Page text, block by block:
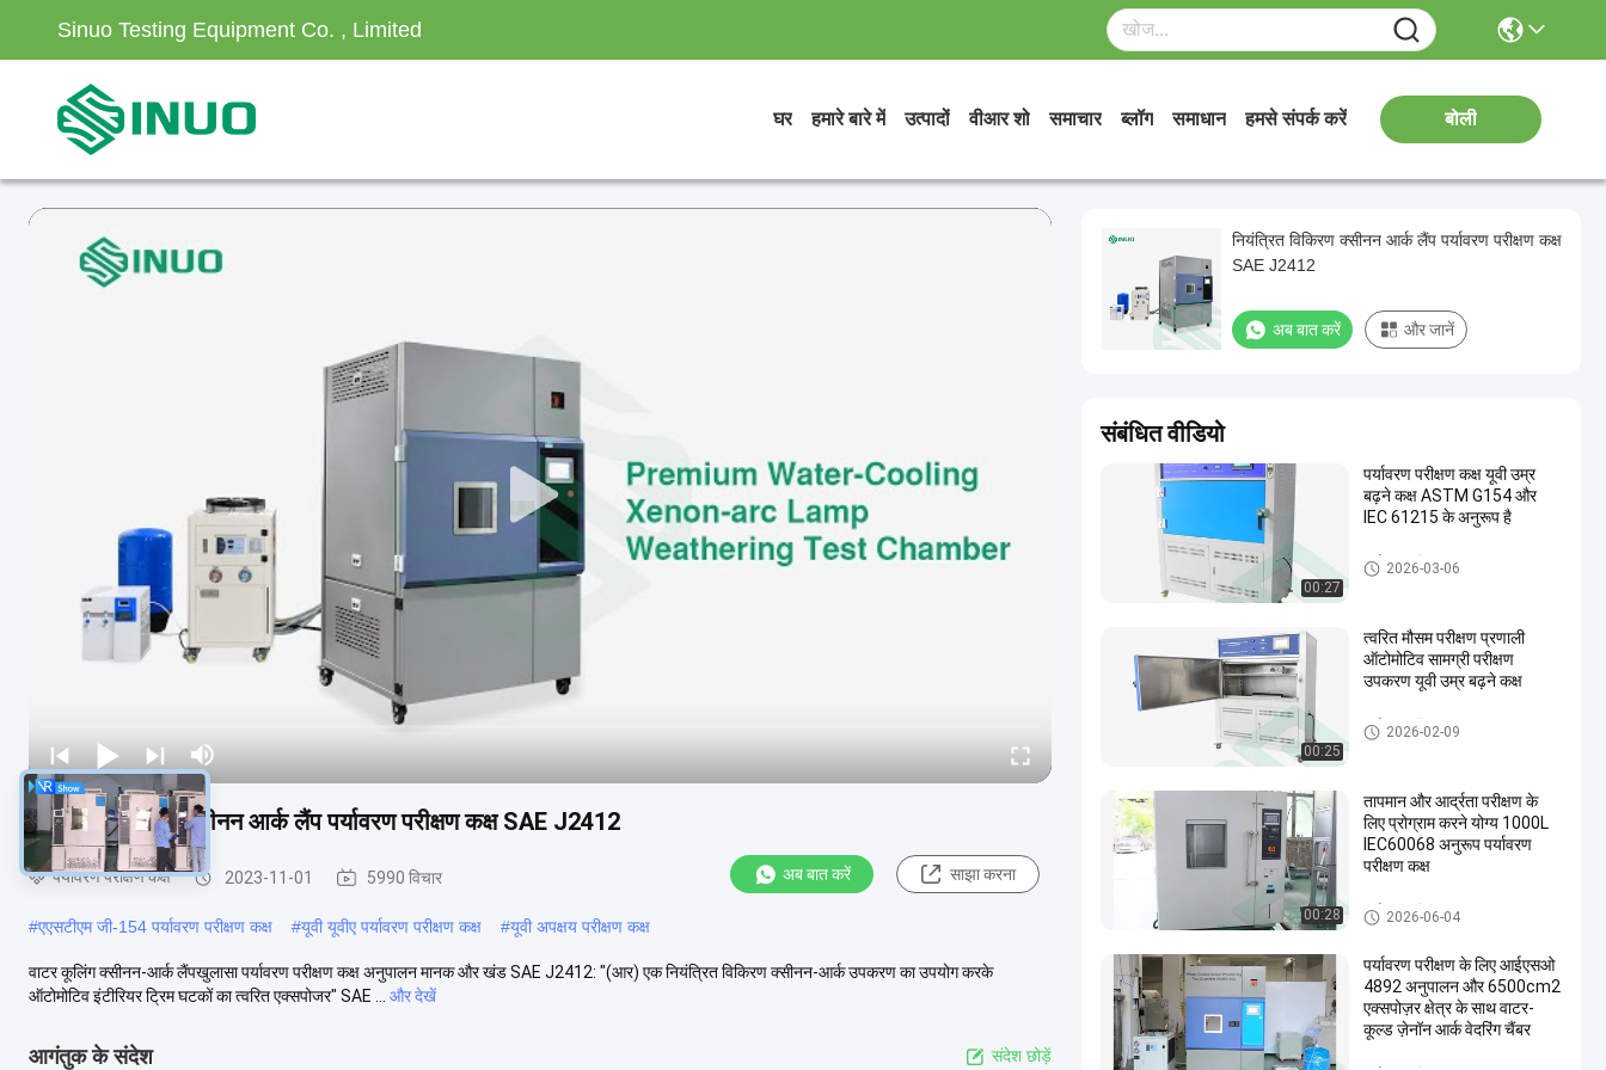
Sinuo Testing Equipment Co. , Limited
घर हमारे बारे में उत्पादों वीआर शो समाचार ब्लॉग समाधान हमसे संपर्क करें बोली
नियंत्रित विकिरण क्सीनन आर्क लैंप पर्यावरण परीक्षण कक्ष SAE J2412
पर्यावरण परीक्षण कक्ष 2023-11-01 5990 विचार अब बात करें साझा करना
#एएसटीएम जी-154 पर्यावरण परीक्षण कक्ष #यूवी यूवीए पर्यावरण परीक्षण कक्ष #यूवी अपक्षय परीक्षण कक्ष
वाटर कूलिंग क्सीनन-आर्क लैंपखुलासा पर्यावरण परीक्षण कक्ष अनुपालन मानक और खंड SAE J2412: "(आर) एक नियंत्रित विकिरण क्सीनन-आर्क उपकरण का उपयोग करके
ऑटोमोटिव इंटीरियर ट्रिम घटकों का त्वरित एक्सपोजर" SAE ...
और देखें
आगंतुक के संदेश संदेश छोड़ें
नियंत्रित विकिरण क्सीनन आर्क लैंप पर्यावरण परीक्षण कक्ष
SAE J2412
अब बात करें और जानें
संबंधित वीडियो
00:27
पर्यावरण परीक्षण कक्ष यूवी उम्र
बढ़ने कक्ष ASTM G154 और
IEC 61215 के अनुरूप है
पर्यावरण परीक्षण कक्ष
2026-03-06
00:25
त्वरित मौसम परीक्षण प्रणाली
ऑटोमोटिव सामग्री परीक्षण
उपकरण यूवी उम्र बढ़ने कक्ष
पर्यावरण परीक्षण कक्ष
2026-02-09
00:28
तापमान और आर्द्रता परीक्षण के
लिए प्रोग्राम करने योग्य 1000L
IEC60068 अनुरूप पर्यावरण
परीक्षण कक्ष
पर्यावरण परीक्षण कक्ष
2026-06-04
पर्यावरण परीक्षण के लिए आईएसओ
4892 अनुपालन और 6500cm2
एक्सपोज़र क्षेत्र के साथ वाटर-
कूल्ड ज़ेनॉन आर्क वेदरिंग चैंबर